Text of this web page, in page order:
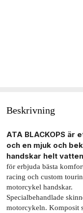
Beskrivning
ATA BLACKOPS
och en mjuk och
handskar helt
för erbjuda bästa
racing och custom
motorcykel handskar.
Specialbehandlade
motorcykeln. Komposit